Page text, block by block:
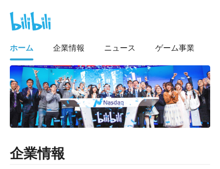
ホーム 企業情報 ニュース ゲーム事業
企業情報